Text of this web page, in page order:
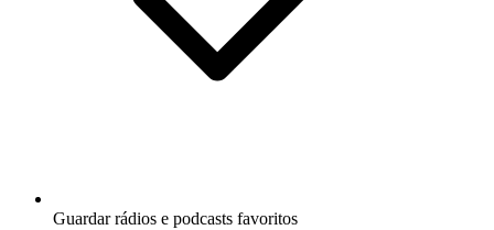
Guardar rádios e podcasts favoritos